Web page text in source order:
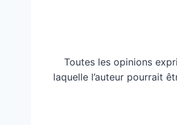
Toutes les opinions
laquelle l’auteur pourrait